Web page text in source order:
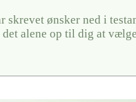
skrevet ønsker ned i
alene op til dig at